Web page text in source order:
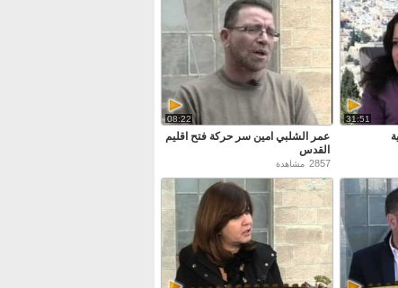
31:51
08:22
عمر الشلبي امين سر حركة فتح اقليم
القدس
2857 مشاهدة